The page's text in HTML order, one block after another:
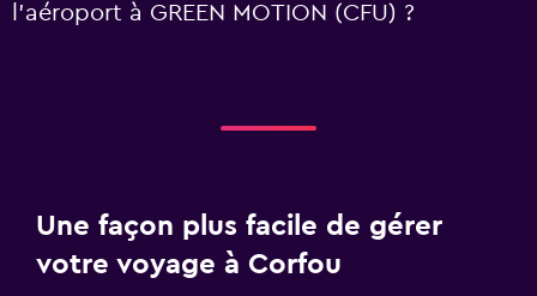
l’aéroport à GREEN MOTION (CFU) ?
Une façon plus facile de gérer
votre voyage à Corfou